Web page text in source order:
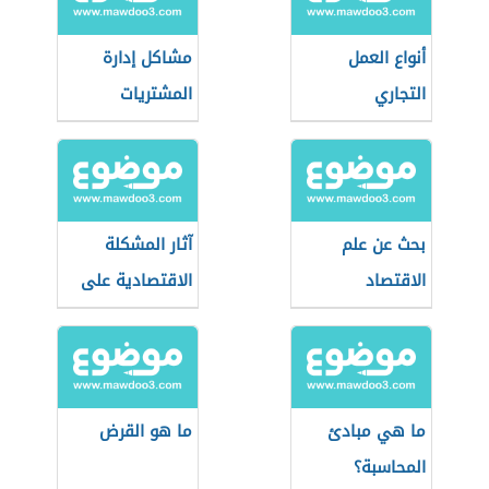
أنواع العمل
التجاري
مشاكل إدارة
المشتريات
بحث عن علم
الاقتصاد
آثار المشكلة
الاقتصادية على
الأفراد
والمجتمعات
ما هي مبادئ
المحاسبة؟
ما هو القرض